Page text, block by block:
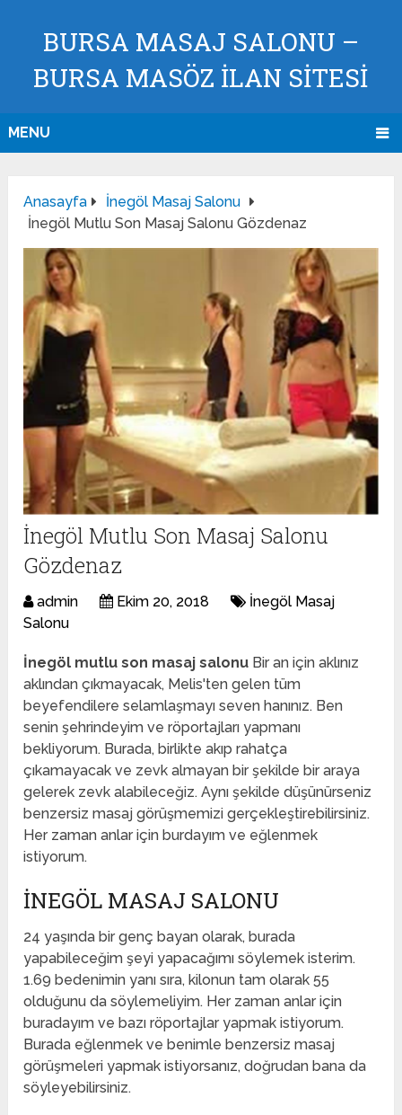
BURSA MASAJ SALONU –
BURSA MASÖZ İLAN SİTESİ
MENU
Anasayfa
İnegöl Masaj Salonu
İnegöl Mutlu Son Masaj Salonu Gözdenaz
İnegöl Mutlu Son Masaj Salonu
Gözdenaz
admin Ekim 20, 2018
İnegöl Masaj
Salonu
İnegöl mutlu son masaj salonu Bir an için aklınız
aklından çıkmayacak, Melis'ten gelen tüm
beyefendilere selamlaşmayı seven hanınız. Ben
senin şehrindeyim ve röportajları yapmanı
bekliyorum. Burada, birlikte akıp rahatça
çıkamayacak ve zevk almayan bir şekilde bir araya
gelerek zevk alabileceğiz. Aynı şekilde düşünürseniz
benzersiz masaj görüşmemizi gerçekleştirebilirsiniz.
Her zaman anlar için burdayım ve eğlenmek
istiyorum.
İNEGÖL MASAJ SALONU
24 yaşında bir genç bayan olarak, burada
yapabileceğim şeyi yapacağımı söylemek isterim.
1.69 bedenimin yanı sıra, kilonun tam olarak 55
olduğunu da söylemeliyim. Her zaman anlar için
buradayım ve bazı röportajlar yapmak istiyorum.
Burada eğlenmek ve benimle benzersiz masaj
görüşmeleri yapmak istiyorsanız, doğrudan bana da
söyleyebilirsiniz.